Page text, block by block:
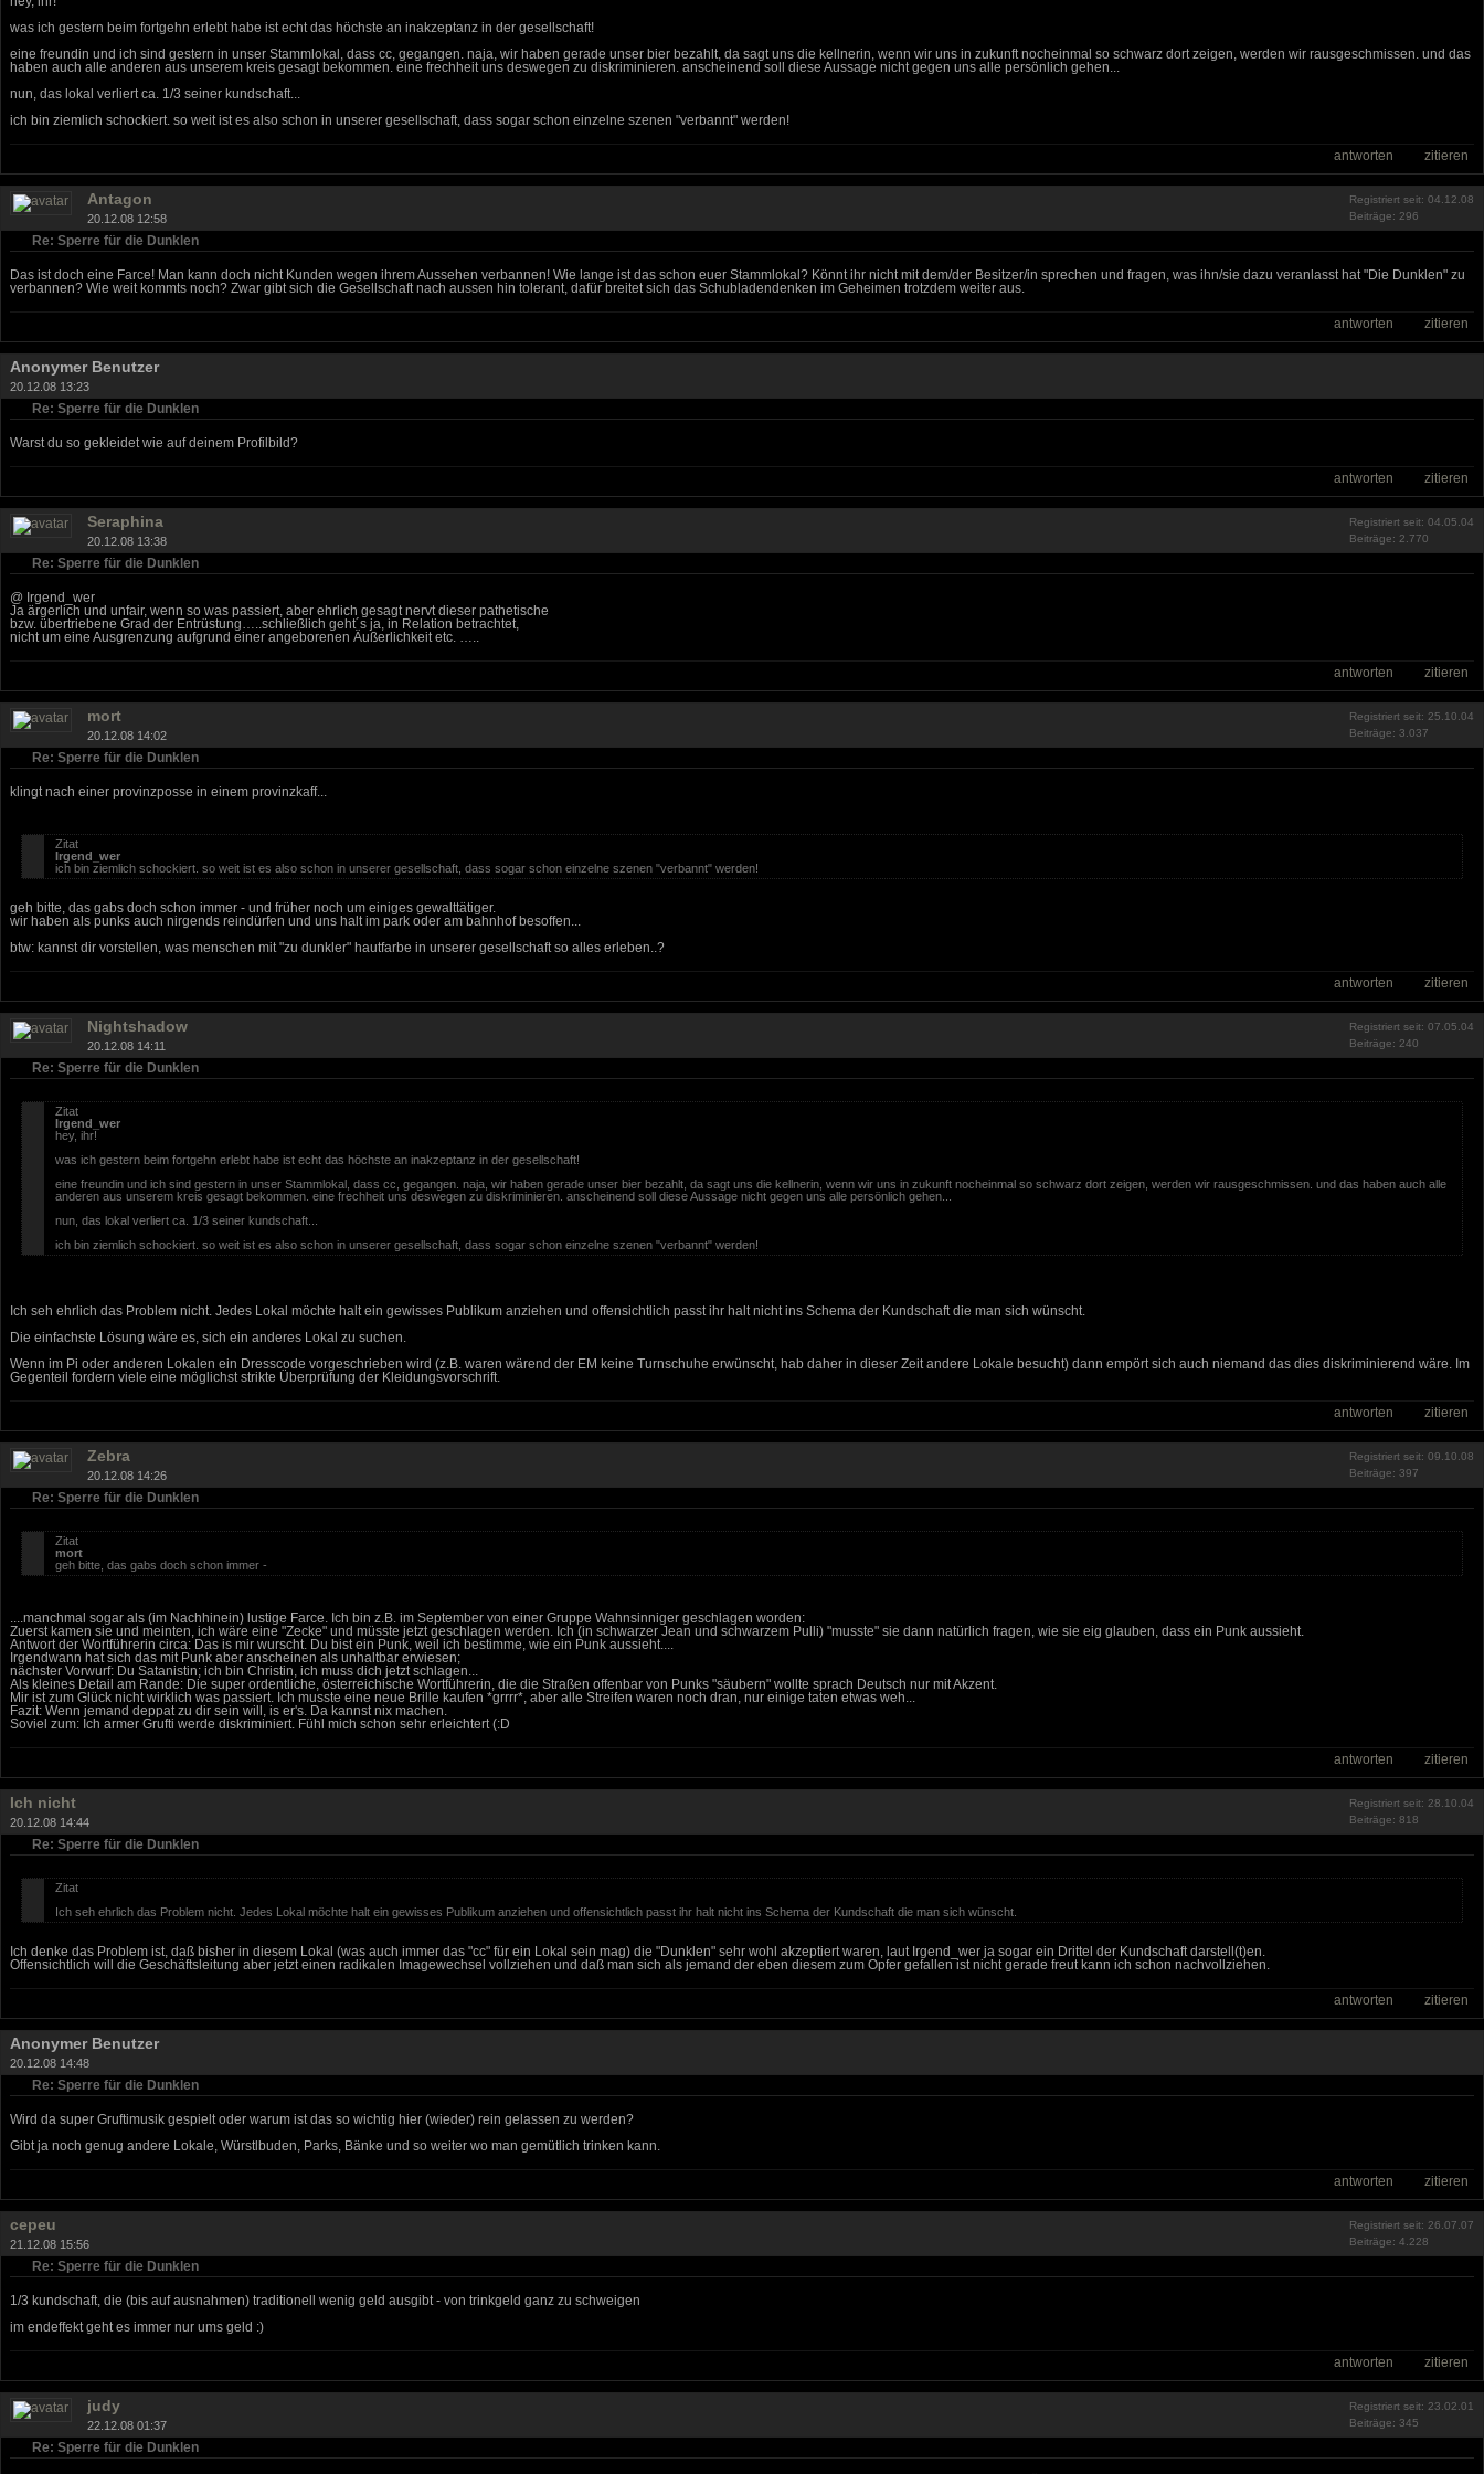
was ich gestern beim fortgehn erlebt habe ist echt das höchste an inakzeptanz in der gesellschaft!
eine freundin und ich sind gestern in unser Stammlokal, dass cc, gegangen. naja, wir haben gerade unser bier bezahlt, da sagt uns die kellnerin, wenn wir uns in zukunft nocheinmal so schwarz dort zeigen, werden wir rausgeschmissen. und das
haben auch alle anderen aus unserem kreis gesagt bekommen. eine frechheit uns deswegen zu diskriminieren. anscheinend soll diese Aussage nicht gegen uns alle persönlich gehen...
nun, das lokal verliert ca. 1/3 seiner kundschaft...
ich bin ziemlich schockiert. so weit ist es also schon in unserer gesellschaft, dass sogar schon einzelne szenen "verbannt" werden!
antworten zitieren
Registriert seit: 04.12.08
Beiträge: 296
Antagon
20.12.08 12:58
Re: Sperre für die Dunklen
Das ist doch eine Farce! Man kann doch nicht Kunden wegen ihrem Aussehen verbannen! Wie lange ist das schon euer Stammlokal? Könnt ihr nicht mit dem/der Besitzer/in sprechen und fragen, was ihn/sie dazu veranlasst hat "Die Dunklen" zu
verbannen? Wie weit kommts noch? Zwar gibt sich die Gesellschaft nach aussen hin tolerant, dafür breitet sich das Schubladendenken im Geheimen trotzdem weiter aus.
antworten zitieren
Anonymer Benutzer
20.12.08 13:23
Re: Sperre für die Dunklen
Warst du so gekleidet wie auf deinem Profilbild?
antworten zitieren
Registriert seit: 04.05.04
Beiträge: 2.770
Seraphina
20.12.08 13:38
Re: Sperre für die Dunklen
@ Irgend_wer
Ja ärgerlich und unfair, wenn so was passiert, aber ehrlich gesagt nervt dieser pathetische
bzw. übertriebene Grad der Entrüstung…..schließlich geht´s ja, in Relation betrachtet,
nicht um eine Ausgrenzung aufgrund einer angeborenen Äußerlichkeit etc. …..
antworten zitieren
Registriert seit: 25.10.04
Beiträge: 3.037
mort
20.12.08 14:02
Re: Sperre für die Dunklen
klingt nach einer provinzposse in einem provinzkaff...
Zitat
Irgend_wer
ich bin ziemlich schockiert. so weit ist es also schon in unserer gesellschaft, dass sogar schon einzelne szenen "verbannt" werden!
geh bitte, das gabs doch schon immer - und früher noch um einiges gewalttätiger.
wir haben als punks auch nirgends reindürfen und uns halt im park oder am bahnhof besoffen...
btw: kannst dir vorstellen, was menschen mit "zu dunkler" hautfarbe in unserer gesellschaft so alles erleben..?
antworten zitieren
Registriert seit: 07.05.04
Beiträge: 240
Nightshadow
20.12.08 14:11
Re: Sperre für die Dunklen
Zitat
Irgend_wer
hey, ihr!
was ich gestern beim fortgehn erlebt habe ist echt das höchste an inakzeptanz in der gesellschaft!
eine freundin und ich sind gestern in unser Stammlokal, dass cc, gegangen. naja, wir haben gerade unser bier bezahlt, da sagt uns die kellnerin, wenn wir uns in zukunft nocheinmal so schwarz dort zeigen, werden wir rausgeschmissen. und das haben auch alle
anderen aus unserem kreis gesagt bekommen. eine frechheit uns deswegen zu diskriminieren. anscheinend soll diese Aussage nicht gegen uns alle persönlich gehen...
nun, das lokal verliert ca. 1/3 seiner kundschaft...
ich bin ziemlich schockiert. so weit ist es also schon in unserer gesellschaft, dass sogar schon einzelne szenen "verbannt" werden!
Ich seh ehrlich das Problem nicht. Jedes Lokal möchte halt ein gewisses Publikum anziehen und offensichtlich passt ihr halt nicht ins Schema der Kundschaft die man sich wünscht.
Die einfachste Lösung wäre es, sich ein anderes Lokal zu suchen.
Wenn im Pi oder anderen Lokalen ein Dresscode vorgeschrieben wird (z.B. waren wärend der EM keine Turnschuhe erwünscht, hab daher in dieser Zeit andere Lokale besucht) dann empört sich auch niemand das dies diskriminierend wäre. Im
Gegenteil fordern viele eine möglichst strikte Überprüfung der Kleidungsvorschrift.
antworten zitieren
Registriert seit: 09.10.08
Beiträge: 397
Zebra
20.12.08 14:26
Re: Sperre für die Dunklen
Zitat
mort
geh bitte, das gabs doch schon immer -
....manchmal sogar als (im Nachhinein) lustige Farce. Ich bin z.B. im September von einer Gruppe Wahnsinniger geschlagen worden:
Zuerst kamen sie und meinten, ich wäre eine "Zecke" und müsste jetzt geschlagen werden. Ich (in schwarzer Jean und schwarzem Pulli) "musste" sie dann natürlich fragen, wie sie eig glauben, dass ein Punk aussieht.
Antwort der Wortführerin circa: Das is mir wurscht. Du bist ein Punk, weil ich bestimme, wie ein Punk aussieht....
Irgendwann hat sich das mit Punk aber anscheinen als unhaltbar erwiesen;
nächster Vorwurf: Du Satanistin; ich bin Christin, ich muss dich jetzt schlagen...
Als kleines Detail am Rande: Die super ordentliche, österreichische Wortführerin, die die Straßen offenbar von Punks "säubern" wollte sprach Deutsch nur mit Akzent.
Mir ist zum Glück nicht wirklich was passiert. Ich musste eine neue Brille kaufen *grrrr*, aber alle Streifen waren noch dran, nur einige taten etwas weh...
Fazit: Wenn jemand deppat zu dir sein will, is er's. Da kannst nix machen.
Soviel zum: Ich armer Grufti werde diskriminiert. Fühl mich schon sehr erleichtert (:D
antworten zitieren
Registriert seit: 28.10.04
Beiträge: 818
Ich nicht
20.12.08 14:44
Re: Sperre für die Dunklen
Zitat
Ich seh ehrlich das Problem nicht. Jedes Lokal möchte halt ein gewisses Publikum anziehen und offensichtlich passt ihr halt nicht ins Schema der Kundschaft die man sich wünscht.
Ich denke das Problem ist, daß bisher in diesem Lokal (was auch immer das "cc" für ein Lokal sein mag) die "Dunklen" sehr wohl akzeptiert waren, laut Irgend_wer ja sogar ein Drittel der Kundschaft darstell(t)en.
Offensichtlich will die Geschäftsleitung aber jetzt einen radikalen Imagewechsel vollziehen und daß man sich als jemand der eben diesem zum Opfer gefallen ist nicht gerade freut kann ich schon nachvollziehen.
antworten zitieren
Anonymer Benutzer
20.12.08 14:48
Re: Sperre für die Dunklen
Wird da super Gruftimusik gespielt oder warum ist das so wichtig hier (wieder) rein gelassen zu werden?
Gibt ja noch genug andere Lokale, Würstlbuden, Parks, Bänke und so weiter wo man gemütlich trinken kann.
antworten zitieren
Registriert seit: 26.07.07
Beiträge: 4.228
cepeu
21.12.08 15:56
Re: Sperre für die Dunklen
1/3 kundschaft, die (bis auf ausnahmen) traditionell wenig geld ausgibt - von trinkgeld ganz zu schweigen
im endeffekt geht es immer nur ums geld :)
antworten zitieren
Registriert seit: 23.02.01
Beiträge: 345
judy
22.12.08 01:37
Re: Sperre für die Dunklen